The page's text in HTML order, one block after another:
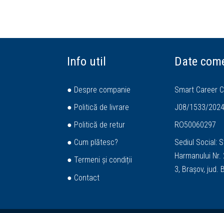
Info util
● Despre companie
● Politică de livrare
● Politică de retur
● Cum plătesc?
● Termeni și condiții
● Contact
Date
Smart Career
J08/1533/2024
RO50060297
Sediul Social:
Harmanului
3, Brașov, jud.